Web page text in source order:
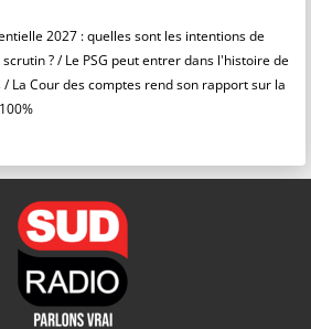
2027 : quelles sont les intentions de
scrutin ? / Le PSG peut entrer dans l'histoire de
/ La Cour des comptes rend son rapport sur la